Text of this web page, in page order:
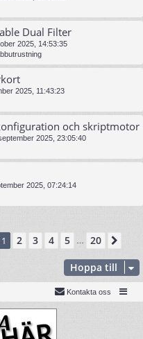
Dual Filter
2025, 14:53:35
2025, 11:43:23
och skriptmotor
2025, 23:05:40
2025, 07:24:14
1av20
1 2 3 4 5 20
Hoppa till
Kontakta oss